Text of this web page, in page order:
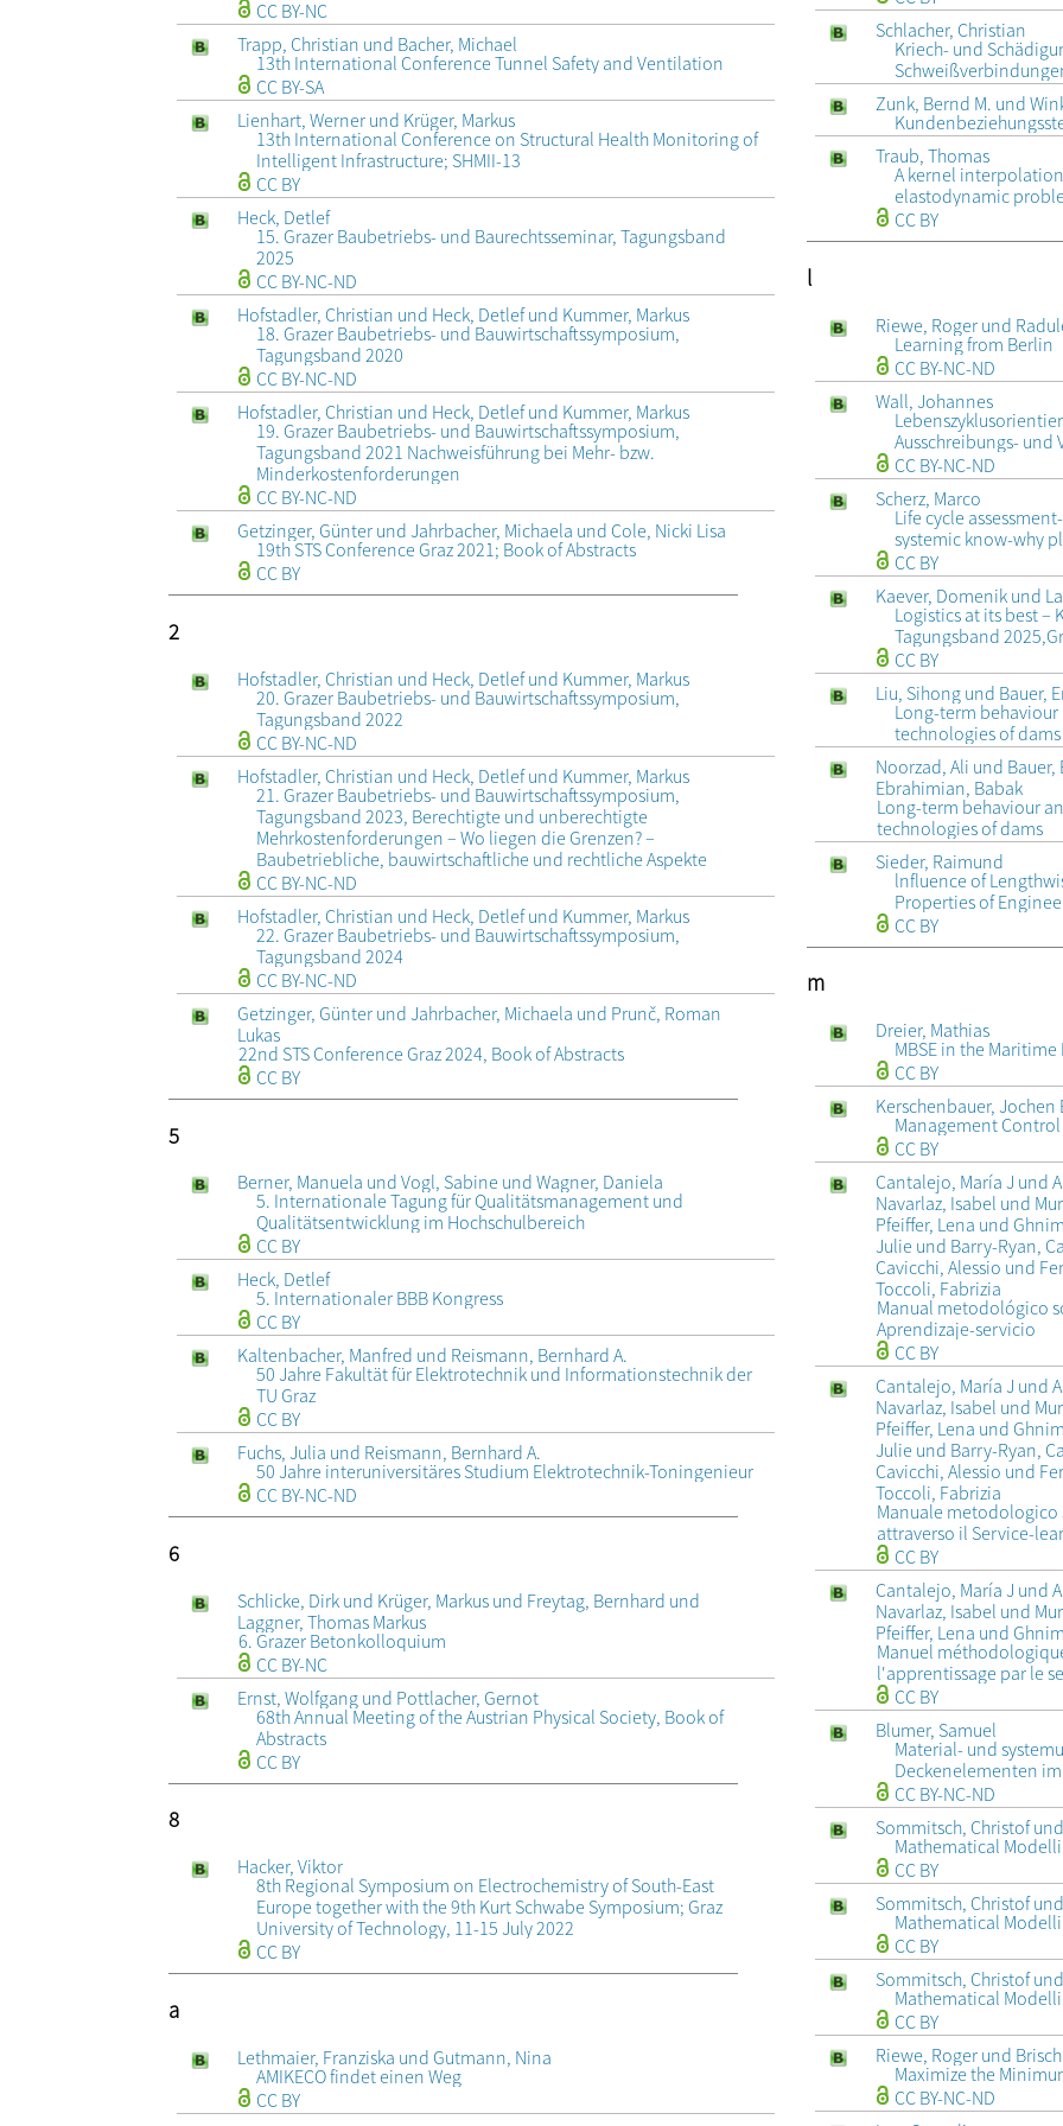
CC BY-NC
Trapp, Christian und Bacher, Michael
13th International Conference Tunnel Safety and Ventilation
CC BY-SA
Lienhart, Werner und Krüger, Markus
13th International Conference on Structural Health Monitoring of
Intelligent Infrastructure; SHMII-13
CC BY
Heck, Detlef
15. Grazer Baubetriebs- und Baurechtsseminar, Tagungsband
2025
CC BY-NC-ND
Hofstadler, Christian und Heck, Detlef und Kummer, Markus
18. Grazer Baubetriebs- und Bauwirtschaftssymposium,
Tagungsband 2020
CC BY-NC-ND
Hofstadler, Christian und Heck, Detlef und Kummer, Markus
19. Grazer Baubetriebs- und Bauwirtschaftssymposium,
Tagungsband 2021 Nachweisführung bei Mehr- bzw.
Minderkostenforderungen
CC BY-NC-ND
Getzinger, Günter und Jahrbacher, Michaela und Cole, Nicki Lisa
19th STS Conference Graz 2021; Book of Abstracts
CC BY
2
Hofstadler, Christian und Heck, Detlef und Kummer, Markus
20. Grazer Baubetriebs- und Bauwirtschaftssymposium,
Tagungsband 2022
CC BY-NC-ND
Hofstadler, Christian und Heck, Detlef und Kummer, Markus
21. Grazer Baubetriebs- und Bauwirtschaftssymposium,
Tagungsband 2023, Berechtigte und unberechtigte
Mehrkostenforderungen – Wo liegen die Grenzen? –
Baubetriebliche, bauwirtschaftliche und rechtliche Aspekte
CC BY-NC-ND
Hofstadler, Christian und Heck, Detlef und Kummer, Markus
22. Grazer Baubetriebs- und Bauwirtschaftssymposium,
Tagungsband 2024
CC BY-NC-ND
Getzinger, Günter und Jahrbacher, Michaela und Prunč, Roman
Lukas
22nd STS Conference Graz 2024, Book of Abstracts
CC BY
5
Berner, Manuela und Vogl, Sabine und Wagner, Daniela
5. Internationale Tagung für Qualitätsmanagement und
Qualitätsentwicklung im Hochschulbereich
CC BY
Heck, Detlef
5. Internationaler BBB Kongress
CC BY
Kaltenbacher, Manfred und Reismann, Bernhard A.
50 Jahre Fakultät für Elektrotechnik und Informationstechnik der
TU Graz
CC BY
Fuchs, Julia und Reismann, Bernhard A.
50 Jahre interuniversitäres Studium Elektrotechnik-Toningenieur
CC BY-NC-ND
6
Schlicke, Dirk und Krüger, Markus und Freytag, Bernhard und
Laggner, Thomas Markus
6. Grazer Betonkolloquium
CC BY-NC
Ernst, Wolfgang und Pottlacher, Gernot
68th Annual Meeting of the Austrian Physical Society, Book of
Abstracts
CC BY
8
Hacker, Viktor
8th Regional Symposium on Electrochemistry of South-East
Europe together with the 9th Kurt Schwabe Symposium; Graz
University of Technology, 11-15 July 2022
CC BY
a
Lethmaier, Franziska und Gutmann, Nina
AMIKECO findet einen Weg
CC BY
Schlacher, Christian
Kriech- und
Zunk, Bernd M. und
Traub, Thomas
A kernel
elastodynamic
CC BY
l
Riewe, Roger und
Learning from Berlin
CC BY-NC-ND
Wall, Johannes
Ausschreibungs- und
CC BY-NC-ND
Scherz, Marco
Life cycle
systemic know-why
CC BY
Kaever, Domenik und
Logistics at its best –
Tagungsband
CC BY
Liu, Sihong und Bauer,
Long-term
technologies of dams
Noorzad, Ali und
Ebrahimian, Babak
Long-term behaviour
technologies of dams
Sieder, Raimund
lnfluence of
Properties of
CC BY
m
Dreier, Mathias
MBSE in the
CC BY
Kerschenbauer, Jochen
Management
CC BY
Cantalejo, María J und
Navarlaz, Isabel und
Pfeiffer, Lena und
Julie und Barry-Ryan,
Cavicchi, Alessio und
Toccoli, Fabrizia
Manual metodológico
Aprendizaje-servicio
CC BY
Cantalejo, María J und
Navarlaz, Isabel und
Pfeiffer, Lena und
Julie und Barry-Ryan,
Cavicchi, Alessio und
Toccoli, Fabrizia
Manuale
attraverso il Service-
CC BY
Cantalejo, María J und
Navarlaz, Isabel und
Pfeiffer, Lena und
Manuel
l'apprentissage par le
CC BY
Blumer, Samuel
Material- und
Deckenelementen
CC BY-NC-ND
Sommitsch, Christof
Mathematical
CC BY
Sommitsch, Christof
Mathematical
CC BY
Sommitsch, Christof
Mathematical
CC BY
Riewe, Roger und
Maximize the
CC BY-NC-ND